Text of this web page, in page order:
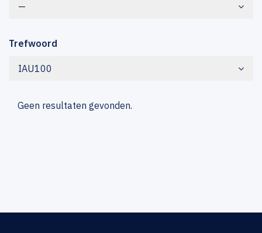
—
Trefwoord
IAU100
Geen resultaten gevonden.